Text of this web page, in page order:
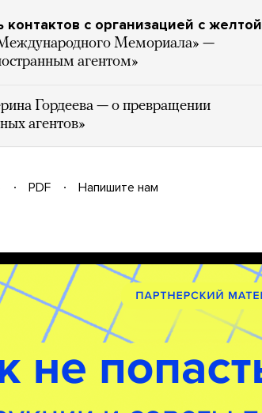
контактов с организацией с желтой
Мемориала» —
агентом»
Гордеева — о превращении
агентов»
PDF
Напишите нам